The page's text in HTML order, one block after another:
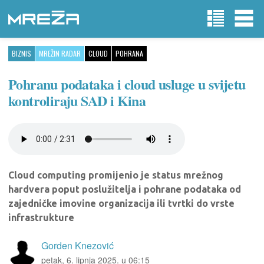
BIZNIS MREŽIN RADAR CLOUD POHRANA
Pohranu podataka i cloud usluge u svijetu
kontroliraju SAD i Kina
Cloud computing promijenio je status mrežnog
hardvera poput poslužitelja i pohrane podataka od
zajedničke imovine organizacija ili tvrtki do vrste
infrastrukture
Gorden Knezović
petak, 6. lipnja 2025. u 06:15